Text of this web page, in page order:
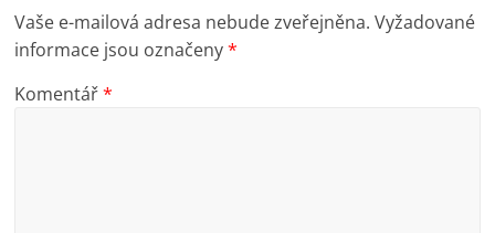
Vaše e-mailová adresa nebude zveřejněna. Vyžadované
informace jsou označeny*
Komentář*